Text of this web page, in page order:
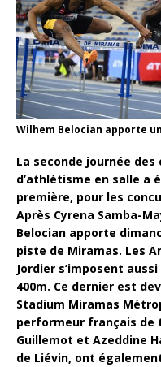
Wilhem Belocian apporte
La seconde journée
d’athlétisme en salle a
première, pour les
Après Cyrena Samba-
Belocian apporte
piste de Miramas. Les
Jordier s’imposent
400m. Ce dernier est
Stadium Miramas
performeur français de
Guillemot et Azeddine
de Liévin, ont